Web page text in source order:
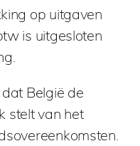
op uitgaven
is uitgesloten
België de
stelt van het